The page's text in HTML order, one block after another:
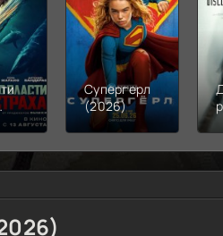
Супергерл
(2026)